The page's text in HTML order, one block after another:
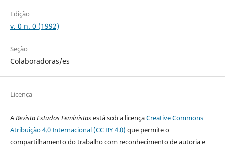
Edição
v. 0 n. 0 (1992)
Seção
Colaboradoras/es
Licença
ARevista Estudos Feministasestá sob a licençaCreative Commons
Atribuição 4.0 Internacional (CC BY 4.0) que permite o
compartilhamento do trabalho com reconhecimento de autoria e